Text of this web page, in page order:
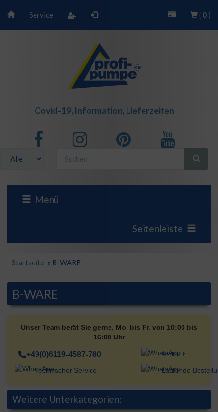
Service ( 0 )
Covid-19, Information, Lieferzeiten
Menü
Seitenleiste
Startseite » B-WARE
B-WARE
Unser Team berät Sie gerne. Mo. bis Fr. von 10:00 bis
16:00 Uhr
+49(0)6119-4587-760 Verkauf
Technischer Service Laufende
Weitere Unterkategorien: